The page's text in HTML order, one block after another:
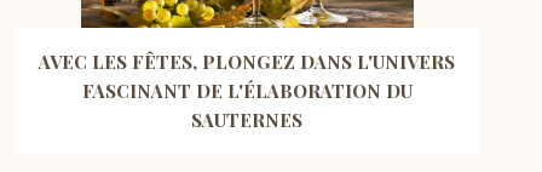
AVEC LES FÊTES, PLONGEZ DANS L'UNIVERS
FASCINANT DE L'ÉLABORATION DU
SAUTERNES